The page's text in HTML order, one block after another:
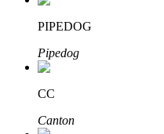
พันธมิตร Bitrue
PIPEDOG
Pipedog
CC
Canton